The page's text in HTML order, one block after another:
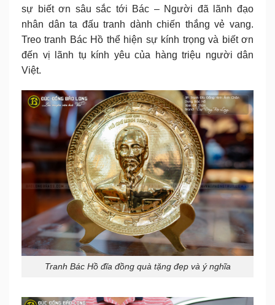
sự biết ơn sâu sắc tới Bác – Người đã lãnh đạo
nhân dân ta đấu tranh dành chiến thắng vẻ vang.
Treo tranh Bác Hồ thể hiện sự kính trọng và biết ơn
đến vị lãnh tụ kính yêu của hàng triệu người dân
Việt.
Tranh Bác Hồ đĩa đồng quà tặng đẹp và ý nghĩa